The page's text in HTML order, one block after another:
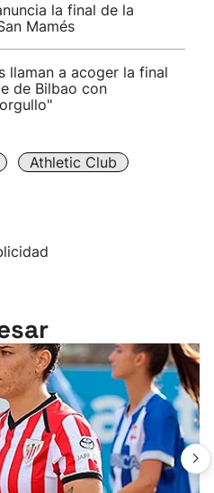
la final de la
Mamés
llaman a acoger la final
de Bilbao con
Athletic Club